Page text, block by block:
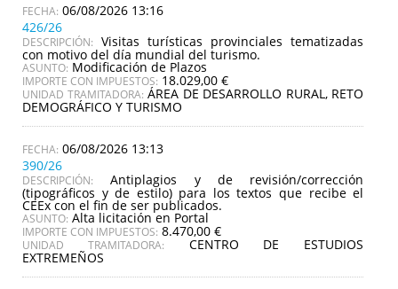
06/08/2026 13:16
426/26
DESCRIPCIÓN: Visitas turísticas provinciales tematizadas
con motivo del día mundial del turismo.
ASUNTO: Modificación de Plazos
IMPORTE CON IMPUESTOS: 18.029,00 €
UNIDAD TRAMITADORA: ÁREA DE DESARROLLO RURAL, RETO
DEMOGRÁFICO Y TURISMO
06/08/2026 13:13
390/26
DESCRIPCIÓN: Antiplagios y de revisión/corrección
(tipográficos y de estilo) para los textos que recibe el
CEEx con el fin de ser publicados.
ASUNTO: Alta licitación en Portal
IMPORTE CON IMPUESTOS: 8.470,00 €
UNIDAD TRAMITADORA: CENTRO DE ESTUDIOS
EXTREMEÑOS